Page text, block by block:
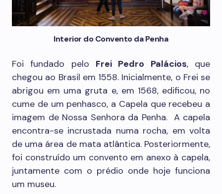
Interior do Convento da Penha
Foi fundado pelo Frei Pedro Palácios, que
chegou ao Brasil em 1558. Inicialmente, o Frei se
abrigou em uma gruta e, em 1568, edificou, no
cume de um penhasco, a Capela que recebeu a
imagem de Nossa Senhora da Penha. A capela
encontra-se incrustada numa rocha, em volta
de uma área de mata atlântica. Posteriormente,
foi construído um convento em anexo à capela,
juntamente com o prédio onde hoje funciona
um museu.